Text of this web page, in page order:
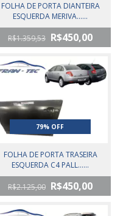
FOLHA DE PORTA DIANTEIRA
ESQUERDA MERIVA......
R$1.359,53 R$450,00
79% OFF
FOLHA DE PORTA TRASEIRA
ESQUERDA C4 PALL......
R$2.125,00 R$450,00